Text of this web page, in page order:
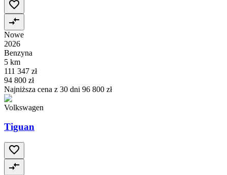
Nowe
2026
Benzyna
5 km
111 347 zł
94 800 zł
Najniższa cena z 30 dni 96 800 zł
Volkswagen
Tiguan